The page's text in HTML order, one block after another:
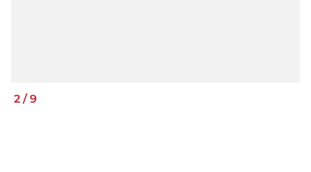
2 /9